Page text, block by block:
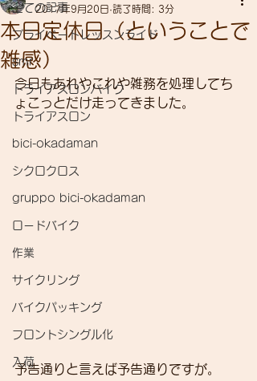
全ての記事
プライベートレッスンライド
smr
トライアスロンバイク
トライアスロン
bici-okadaman
シクロクロス
gruppo bici-okadaman
ロードバイク
作業
サイクリング
バイクパッキング
フロントシングル化
入荷
本日定休日（ということで
雑感）
2017年9月20日 読了時間: 3分
今日もあれやこれや雑務を処理してち
ょこっとだけ走ってきました。
予告通りと言えば予告通りですが。